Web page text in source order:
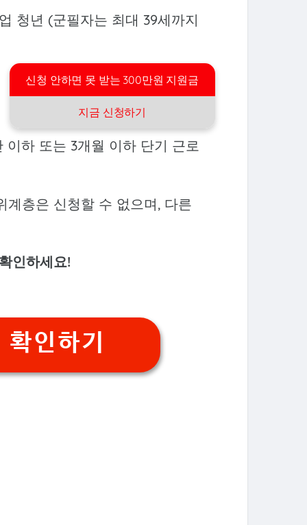
청년 (군필자는 최대 39세까지
이하 또는 3개월 이하 단기 근로
계층은 신청할 수 없으며, 다른
인하세요!
인하기
신청 안하면 못 받는 300만원 지원금
지금 신청하기